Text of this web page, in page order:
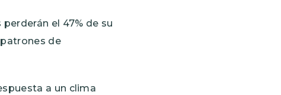
el 47% de su
de
a un clima